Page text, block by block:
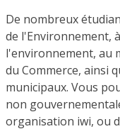
De nombreux
de l'Environnement,
l'environnement, au
du Commerce, ainsi
municipaux. Vous
non
organisation iwi, ou